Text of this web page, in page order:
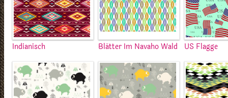
Indianisch Blätter Im Navaho Wald US Flagge